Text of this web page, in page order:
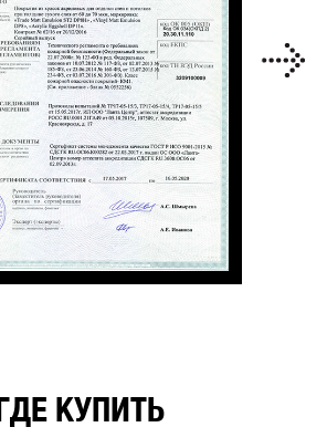
ГДЕ КУПИТЬ